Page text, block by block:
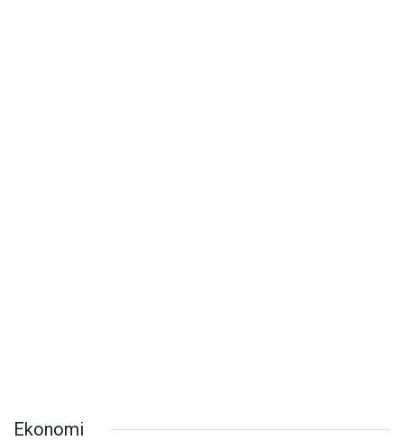
Ekonomi